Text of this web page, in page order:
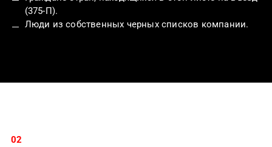
(375-П).
Люди из собственных черных списков компании.
02